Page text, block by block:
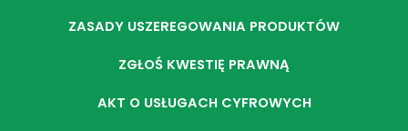
ZASADY USZEREGOWANIA PRODUKTÓW
ZGŁOŚ KWESTIĘ PRAWNĄ
AKT O USŁUGACH CYFROWYCH